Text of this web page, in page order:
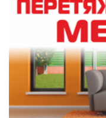
стартует 23
представят
Илья Астафьев
– Готовлюсь,
комбинации и
рассказал
Турции имею слабое